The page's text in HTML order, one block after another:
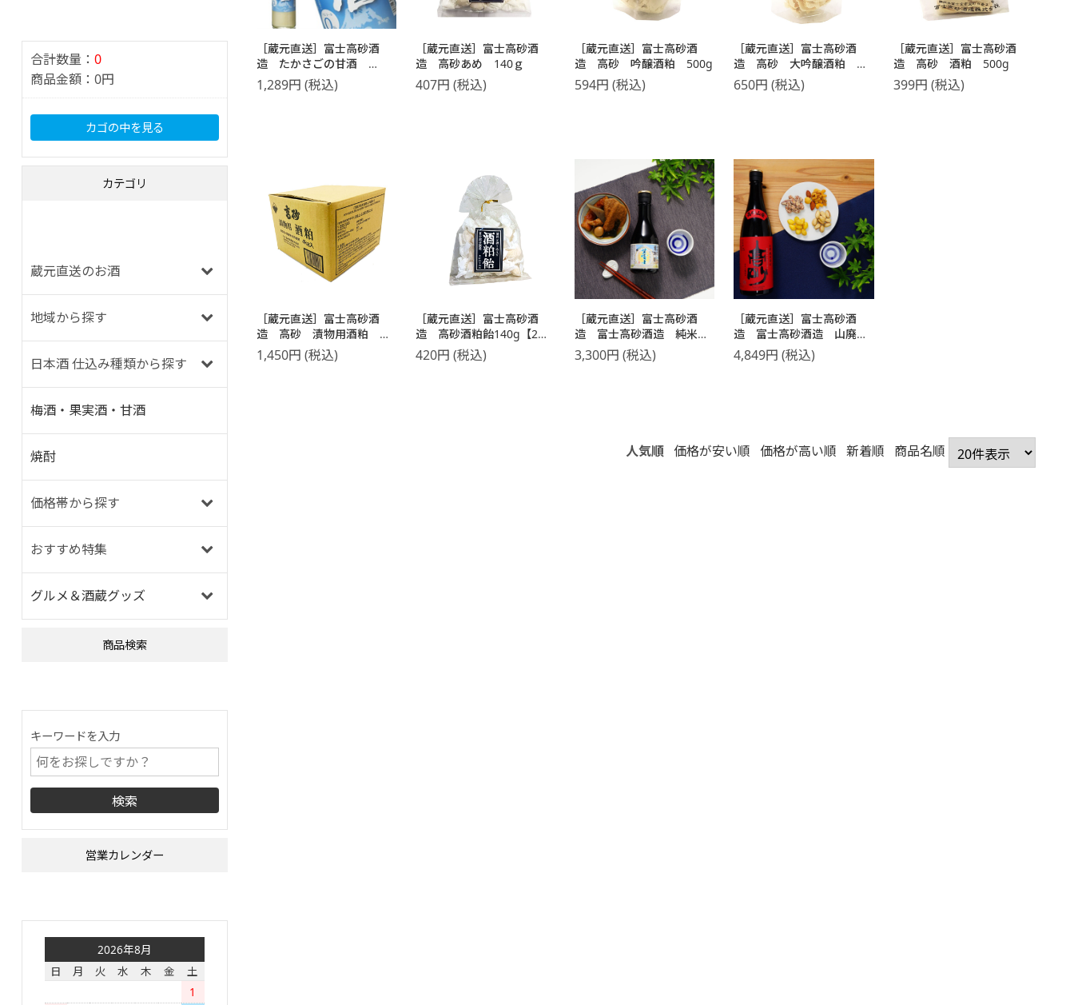
合計数量： 0
商品金額： 0円
カゴの中を見る
カテゴリ
蔵元直送のお酒
地域から探す
日本酒 仕込み種類から探す
梅酒・果実酒・甘酒
焼酎
価格帯から探す
おすすめ特集
グルメ＆酒蔵グッズ
商品検索
キーワードを入力
営業カレンダー
2026年8月
日
月 火 水 木 金
土
1
［蔵元直送］富士高砂酒
造 たかさごの甘酒
500ml
1,289円 (税込)
［蔵元直送］富士高砂酒
造 高砂あめ 140ｇ
407円 (税込)
［蔵元直送］富士高砂酒
造 高砂 吟醸酒粕 500g
594円(税込)
［蔵元直送］富士高砂酒
造 高砂 大吟醸酒粕
500g
650円(税込)
［蔵元直送］富士高砂酒
造 高砂 酒粕 500g
399円 (税込)
［蔵元直送］富士高砂酒
造 高砂 漬物用酒粕
4kg
1,450円 (税込)
［蔵元直送］富士高砂酒
造 高砂酒粕飴140g【2～3
営業日以内に出荷】【常
温】
420円 (税込)
［蔵元直送］富士高砂酒
造 富士高砂酒造 純米辛
口酒とご当地静岡おでん缶
のプチギフトセット【常
3,300円(税込)
［蔵元直送］富士高砂酒
造 富士高砂酒造 山廃純
米辛口720mlとおつまみ4種
ギフトセット【常温】【2
4,849円(税込)
人気順 価格が安い順 価格が高い順 新着順 商品名順